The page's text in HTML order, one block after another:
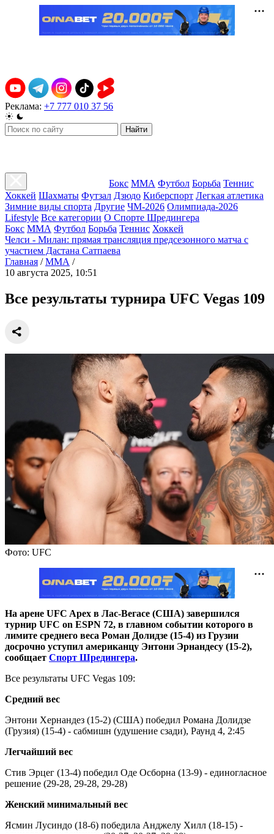
Реклама: +7 777 010 37 56
Найти
Бокс ММА Футбол Борьба Теннис
Хоккей Шахматы Футзал Дзюдо Киберспорт Легкая атлетика
Зимние виды спорта Другие ЧМ-2026 Олимпиада-2026
Lifestyle Все категории О Спорте Шредингера
Бокс ММА Футбол Борьба Теннис Хоккей
Челси - Милан: прямая трансляция предсезонного матча с
участием Дастана Сатпаева
Главная / ММА /
10 августа 2025, 10:51
Все результаты турнира UFC Vegas 109
Фото: UFC
На арене UFC Apex в Лас-Вегасе (США) завершился
турнир UFC on ESPN 72, в главном событии которого в
лимите среднего веса Роман Долидзе (15-4) из Грузии
досрочно уступил американцу Энтони Эрнандесу (15-2),
сообщает Спорт Шредингера.
Все результаты UFC Vegas 109:
Средний вес
Энтони Хернандез (15-2) (США) победил Романа Долидзе
(Грузия) (15-4) - сабмишн (удушение сзади), Раунд 4, 2:45
Легчайший вес
Стив Эрцег (13-4) победил Оде Осборна (13-9) - единогласное
решение (29-28, 29-28, 29-28)
Женский минимальный вес
Ясмин Лусиндо (18-6) победила Анджелу Хилл (18-15) -